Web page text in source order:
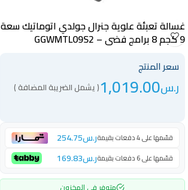
غسالة تعبئة علوية جنرال جولدي اتوماتيك سعة
9 كجم 8 برامج فضي – GGWMTL09S2
سعر المنتج
ر.س1,019.00( يشمل الضريبة المضافة )
قسّمها على 4 دفعات بقيمة ر.س254.75
قسّمها على 6 دفعات بقيمة ر.س169.83